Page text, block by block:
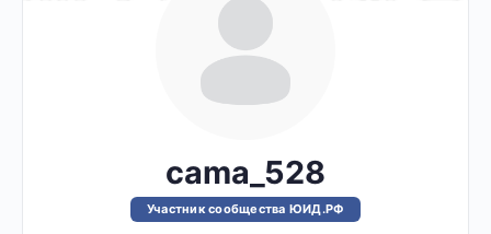
cama_528
Участник сообщества ЮИД.РФ